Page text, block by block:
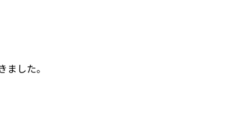
した。